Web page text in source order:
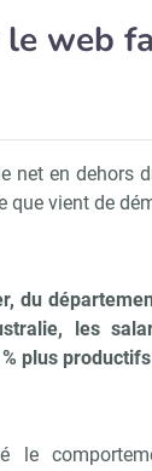
web
net en dehors
que vient de
du
les
plus
le